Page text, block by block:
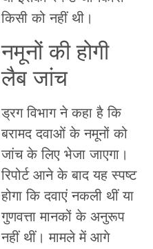
किसी को नहीं थी।
नमूनों की होगी
लैब जांच
ड्रग विभाग ने कहा है कि
बरामद दवाओं के नमूनों को
जांच के लिए भेजा जाएगा।
रिपोर्ट आने के बाद यह स्पष्ट
होगा कि दवाएं नकली थीं या
गुणवत्ता मानकों के अनुरूप
नहीं थीं। मामले में आगे